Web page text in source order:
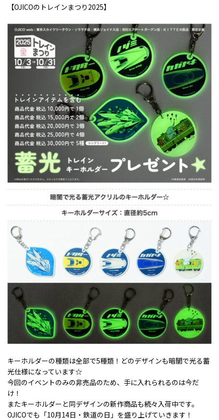
【OJICOのトレインまつり 2025】
キーホルダーの種類は全部で5種類！どのデザインも暗闇で光る蓄
光仕様になっています☆
今回のイベントのみの非売品のため、手に入れられるのは今だ
け！
またキーホルダーと同デザインの新作商品も続々入荷中です。
OJICOでも「10月14日・鉄道の日」を盛り上げていきます！